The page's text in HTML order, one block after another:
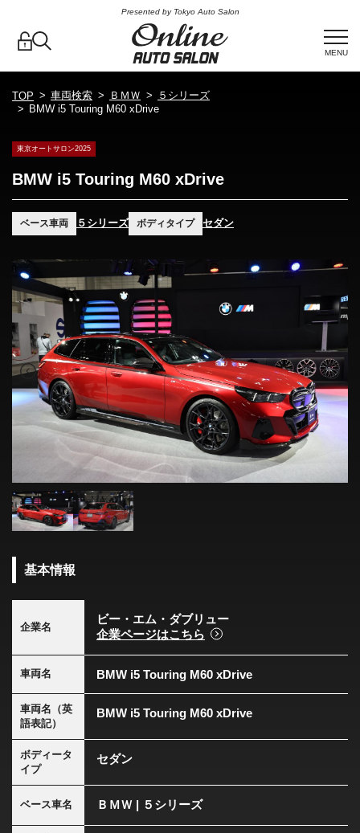
Presented by Tokyo Auto Salon
MENU
TOP 車両検索 ＢＭＷ
５シリーズ
BMW i5 Touring M60 xDrive
東京オートサロン2025
BMW i5 Touring M60 xDrive
ベース車両 ５シリーズ ボディタイプ セダン
基本情報
企業名
ビー・エム・ダブリュー
企業ページはこちら
車両名 BMW i5 Touring M60 xDrive
車両名（英
語表記）
BMW i5 Touring M60 xDrive
ボディータ
イプ
セダン
ベース車名 ＢＭＷ | ５シリーズ